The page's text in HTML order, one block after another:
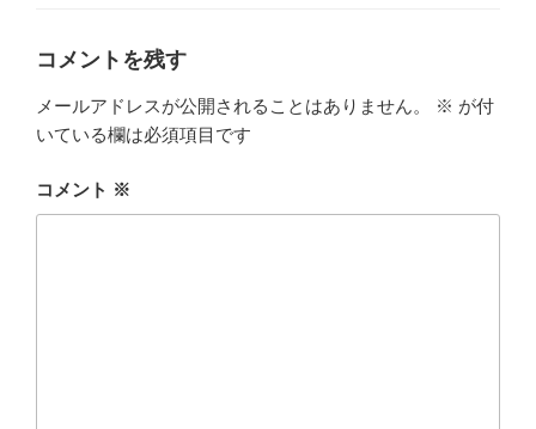
コメントを残す
メールアドレスが公開されることはありません。 ※ が付
いている欄は必須項目です
コメント ※